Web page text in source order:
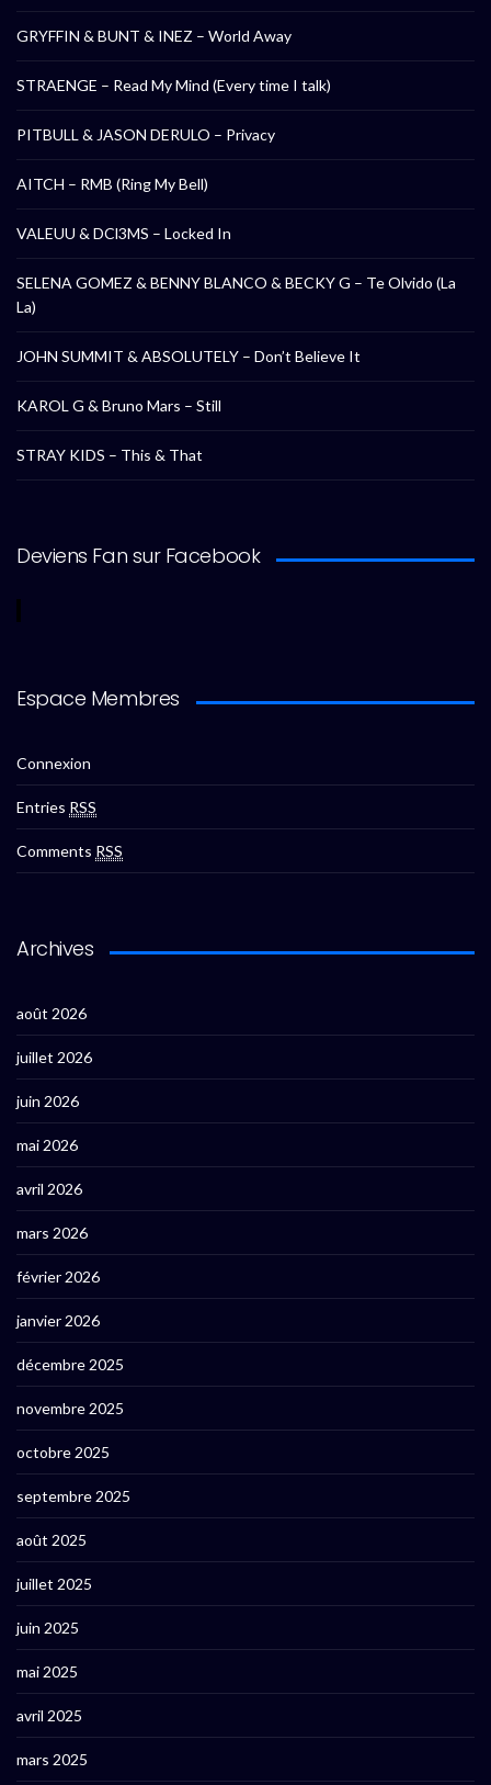
GRYFFIN & BUNT & INEZ – World Away
STRAENGE – Read My Mind (Every time I talk)
PITBULL & JASON DERULO – Privacy
AITCH – RMB (Ring My Bell)
VALEUU & DCl3MS – Locked In
SELENA GOMEZ & BENNY BLANCO & BECKY G – Te Olvido (La
La)
JOHN SUMMIT & ABSOLUTELY – Don’t Believe It
KAROL G & Bruno Mars – Still
STRAY KIDS – This & That
Deviens Fan sur Facebook
Espace Membres
Connexion
Entries RSS
Comments RSS
Archives
août 2026
juillet 2026
juin 2026
mai 2026
avril 2026
mars 2026
février 2026
janvier 2026
décembre 2025
novembre 2025
octobre 2025
septembre 2025
août 2025
juillet 2025
juin 2025
mai 2025
avril 2025
mars 2025